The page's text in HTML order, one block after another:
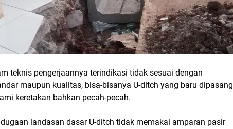
teknis pengerjaannya terindikasi tidak sesuai dengan
maupun kualitas, bisa-bisanya U-ditch yang baru dipasang
keretakan bahkan pecah-pecah.
landasan dasar U-ditch tidak memakai amparan pasir